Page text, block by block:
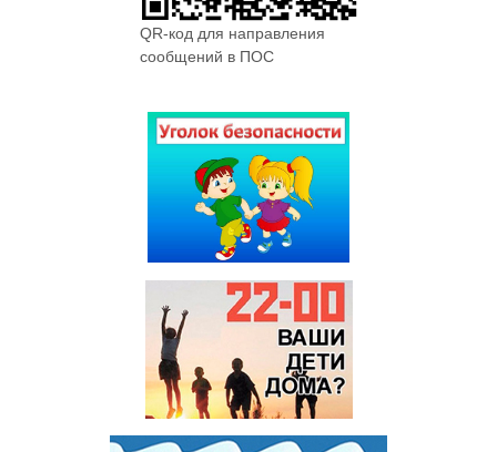
QR-код для направления
сообщений в ПОС